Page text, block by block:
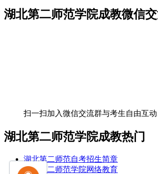
湖北第二师范学院成教微信
扫一扫加入微信交流群与考生自由互
湖北第二师范学院成教热门
湖北第二师范自考招生简章
湖北第二师范学院网络教育